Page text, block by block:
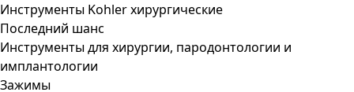
Инструменты Kohler хирургические
Последний шанс
Инструменты для хирургии, пародонтологии и
имплантологии
Зажимы